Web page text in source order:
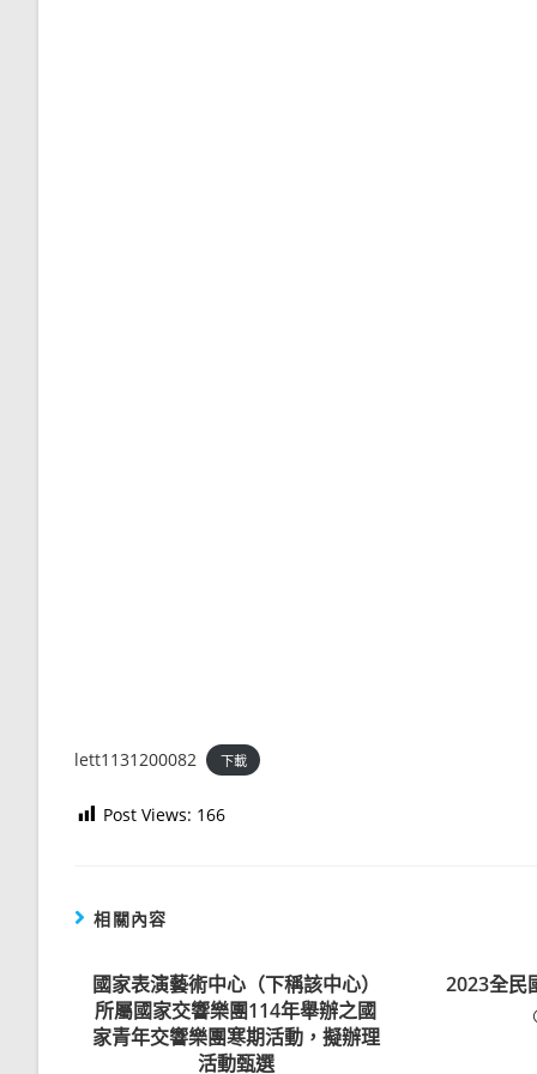
lett1131200082 下載
Post Views: 166
相關內容
國家表演藝術中心（下稱該中心）
所屬國家交響樂團114年舉辦之國
家青年交響樂團寒期活動，擬辦理
活動甄選
2023全民